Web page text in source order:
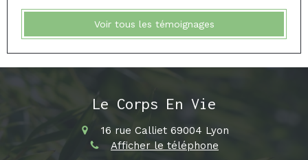
Voir tous les témoignages
Le Corps En Vie
16 rue Calliet 69004 Lyon
Afficher le téléphone